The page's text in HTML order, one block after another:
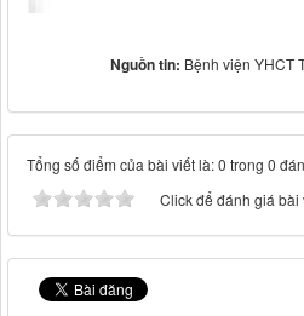
Nguồn tin: Bệnh viện YHCT
Tổng số điểm của bài viết là: 0 trong 0
Click để đánh giá bài